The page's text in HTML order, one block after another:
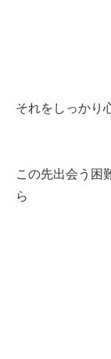
それをしっかり
この先出会う困
ら